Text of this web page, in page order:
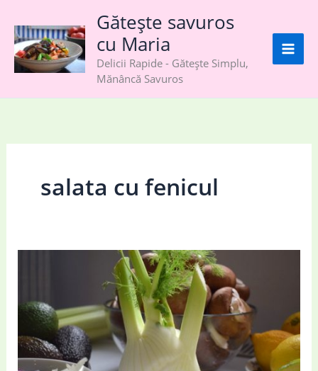
content
Gătește savuros
cu Maria
Delicii Rapide - Gătește Simplu,
Mănâncă Savuros
salata cu fenicul